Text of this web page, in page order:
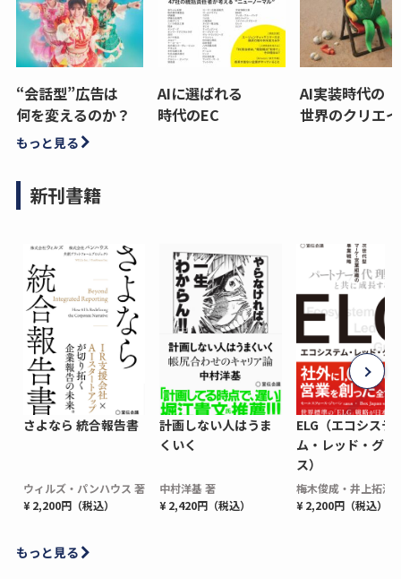
“会話型”広告は
何を変えるのか？
AIに選ばれる
時代のEC
AI実装時代の
世界のクリエ
もっと見る
新刊書籍
さよなら 統合報告書
ウィルズ・パンハウス 著
¥ 2,200円（税込）
計画しない人はうま
くいく
中村洋基 著
¥ 2,420円（税込）
ELG（エコシステ
ム・レッド・グロ
ス）
梅木俊成・井上拓海
¥ 2,200円（税込）
もっと見る